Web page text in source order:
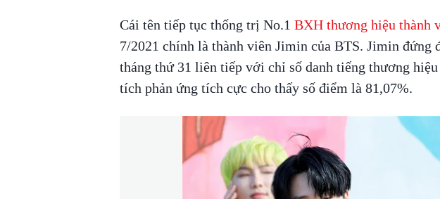
Cái tên tiếp tục thống trị No.1 BXH thương hiệu thành
7/2021 chính là thành viên Jimin của BTS. Jimin đứng
tháng thứ 31 liên tiếp với chỉ số danh tiếng thương hiệu
tích phản ứng tích cực cho thấy số điểm là 81,07%.